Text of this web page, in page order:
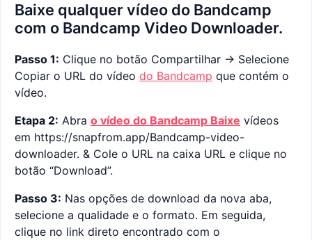
Baixe qualquer vídeo do Bandcamp
com o Bandcamp Video Downloader.
Passo 1: Clique no botão Compartilhar -> Selecione
Copiar o URL do vídeo do Bandcamp que contém o
vídeo.
Etapa 2: Abra o vídeo do Bandcamp Baixe vídeos
em https://snapfrom.app/Bandcamp-video-
downloader. & Cole o URL na caixa URL e clique no
botão “Download”.
Passo 3: Nas opções de download da nova aba,
selecione a qualidade e o formato. Em seguida,
clique no link direto encontrado com o